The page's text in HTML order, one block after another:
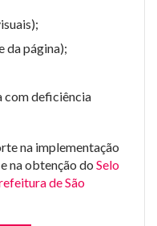
da página);
com deficiência
na implementação
na obtenção do Selo
de São